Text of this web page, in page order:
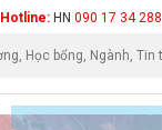
Hotline: HN 090 17 34 288